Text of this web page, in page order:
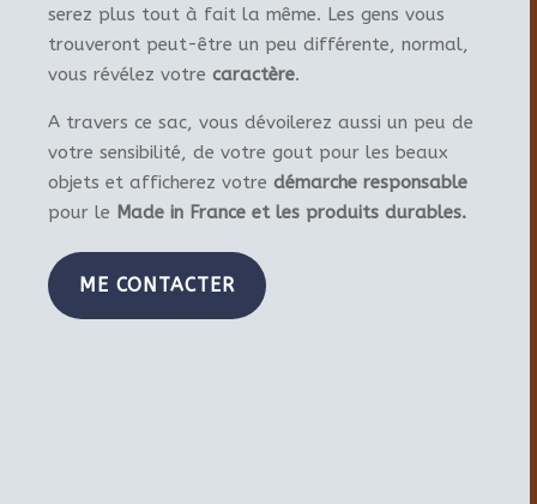
serez plus tout à fait la même. Les gens vous
trouveront peut-être un peu différente, normal,
vous révélez votre caractère.
A travers ce sac, vous dévoilerez aussi un peu de
votre sensibilité, de votre gout pour les beaux
objets et afficherez votre démarche responsable
pour le Made in France et les produits durables.
ME CONTACTER